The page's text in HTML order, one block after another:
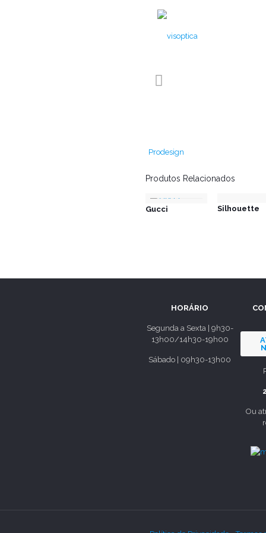
Prodesign
Produtos Relacionados
Gucci Silhouette
HORÁRIO
Segunda a Sexta | 9h30-
13h00/14h30-19h00
Sábado | 09h30-13h00
Ou